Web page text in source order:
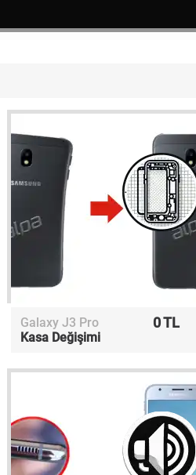
Galaxy J3 Pro 0 TL
Kasa Değişimi